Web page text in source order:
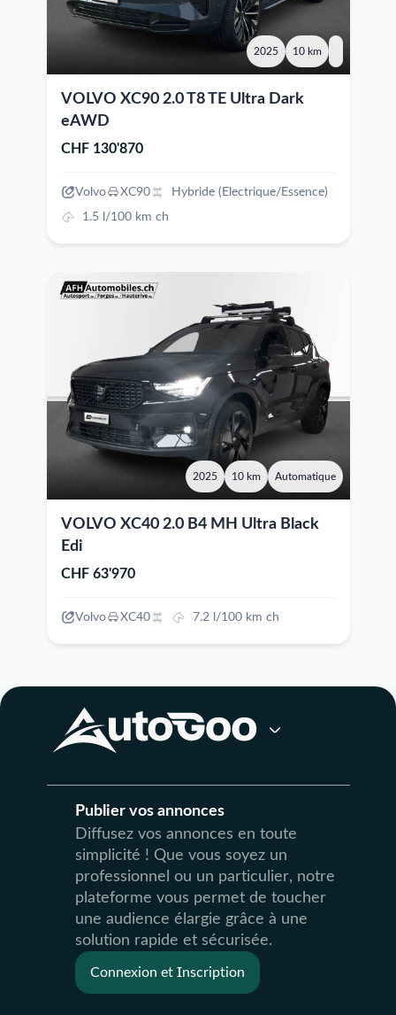
2025 10 km
VOLVO XC90 2.0 T8 TE Ultra Dark
eAWD
CHF 130'870
Volvo XC90
Hybride (Electrique/Essence)
1.5 l/100 km ch
2025 10 km Automatique
VOLVO XC40 2.0 B4 MH Ultra Black
Edi
CHF 63'970
Volvo XC40 7.2 l/100 km ch
Publier vos annonces
Diffusez vos annonces en toute
simplicité ! Que vous soyez un
professionnel ou un particulier, notre
plateforme vous permet de toucher
une audience élargie grâce à une
solution rapide et sécurisée.
Connexion et Inscription